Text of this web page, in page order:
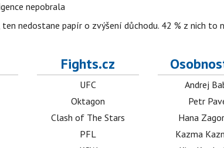
nepobrala
nedostane papír o zvýšení důchodu. 42 % z nich to
Fights.cz
UFC
Oktagon
Clash of The Stars
PFL
Andrej
Petr
Hana
Kazma